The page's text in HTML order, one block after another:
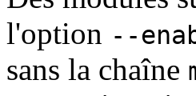
l'option --
sans la chaîne